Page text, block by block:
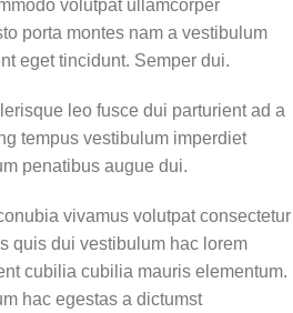
volutpat ullamcorper
porta montes nam a vestibulum
eget tincidunt. Semper dui.
leo fusce dui parturient ad a
tempus vestibulum imperdiet
penatibus augue dui.
vivamus volutpat consectetur
quis dui vestibulum hac lorem
cubilia cubilia mauris elementum.
hac egestas a dictumst